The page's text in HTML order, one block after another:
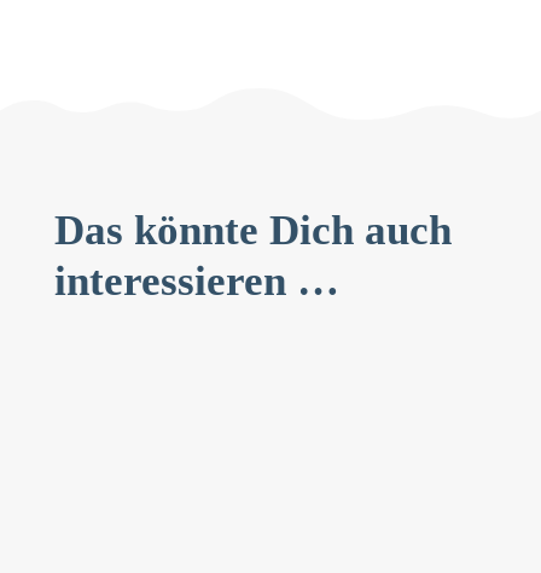
Das könnte Dich auch
interessieren …